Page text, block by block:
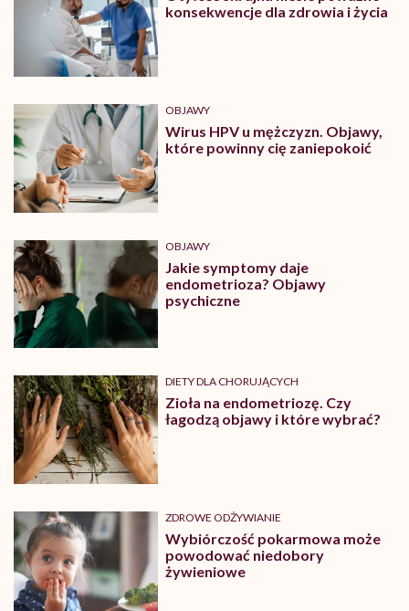
konsekwencje dla zdrowia i życia
OBJAWY
Wirus HPV u mężczyzn. Objawy,
które powinny cię zaniepokoić
OBJAWY
Jakie symptomy daje
endometrioza? Objawy
psychiczne
DIETY DLA CHORUJĄCYCH
Zioła na endometriozę. Czy
łagodzą objawy i które wybrać?
ZDROWE ODŻYWIANIE
Wybiórczość pokarmowa może
powodować niedobory
żywieniowe